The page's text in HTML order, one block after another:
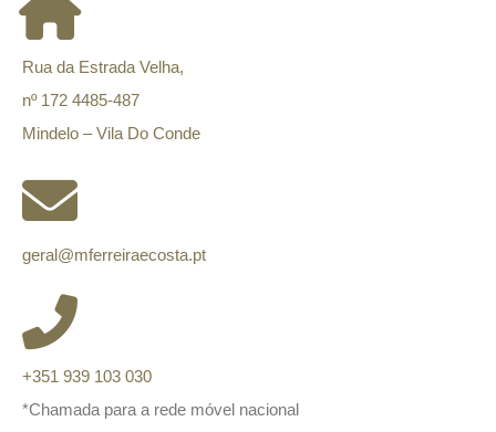
Rua da Estrada Velha,
nº 172 4485-487
Mindelo – Vila Do Conde
geral@mferreiraecosta.pt
+351 939 103 030
*Chamada para a rede móvel nacional